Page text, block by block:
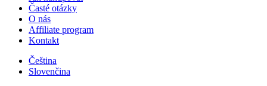
Časté otázky
O nás
Affiliate program
Kontakt
Čeština
Slovenčina